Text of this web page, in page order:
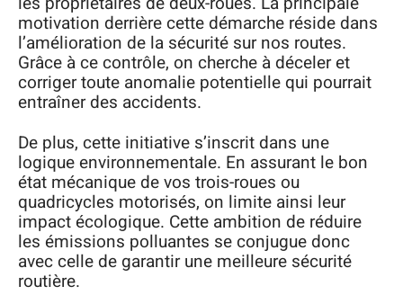
motivation derrière cette démarche réside dans
l’amélioration de la sécurité sur nos routes.
Grâce à ce contrôle, on cherche à déceler et
corriger toute anomalie potentielle qui pourrait
entraîner des accidents.
De plus, cette initiative s’inscrit dans une
logique environnementale. En assurant le bon
état mécanique de vos trois-roues ou
quadricycles motorisés, on limite ainsi leur
impact écologique. Cette ambition de réduire
les émissions polluantes se conjugue donc
avec celle de garantir une meilleure sécurité
routière.